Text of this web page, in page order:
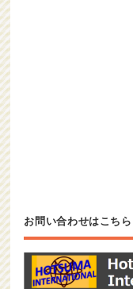
お問い合わせはこちら